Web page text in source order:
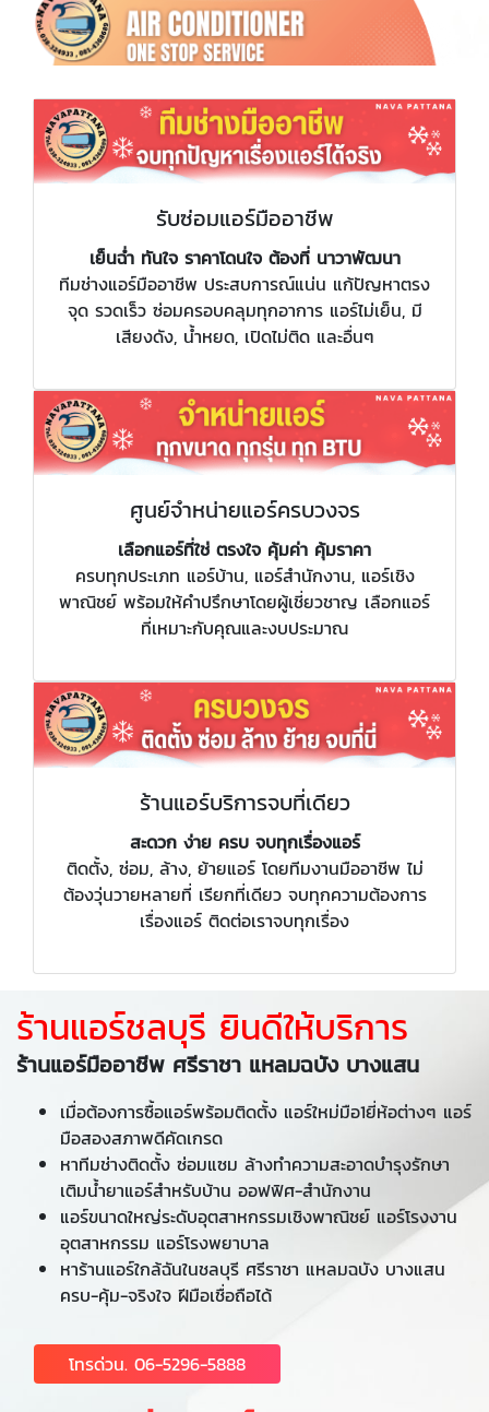
รับซ่อมแอร์มืออาชีพ
เย็นฉ่ำ ทันใจ ราคาโดนใจ ต้องที่ นาวาพัฒนา
ทีมช่างแอร์มืออาชีพ ประสบการณ์แน่น แก้ปัญหาตรง
จุด รวดเร็ว ซ่อมครอบคลุมทุกอาการ แอร์ไม่เย็น, มี
เสียงดัง, น้ำหยด, เปิดไม่ติด และอื่นๆ
ศูนย์จำหน่ายแอร์ครบวงจร
เลือกแอร์ที่ใช่ ตรงใจ คุ้มค่า คุ้มราคา
ครบทุกประเภท แอร์บ้าน, แอร์สำนักงาน, แอร์เชิง
พาณิชย์ พร้อมให้คำปรึกษาโดยผู้เชี่ยวชาญ เลือกแอร์
ที่เหมาะกับคุณและงบประมาณ
ร้านแอร์บริการจบที่เดียว
สะดวก ง่าย ครบ จบทุกเรื่องแอร์
ติดตั้ง, ซ่อม, ล้าง, ย้ายแอร์ โดยทีมงานมืออาชีพ ไม่
ต้องวุ่นวายหลายที่ เรียกที่เดียว จบทุกความต้องการ
เรื่องแอร์ ติดต่อเราจบทุกเรื่อง
ร้านแอร์ชลบุรี ยินดีให้บริการ
ร้านแอร์มืออาชีพ ศรีราชา แหลมฉบัง บางแสน
เมื่อต้องการซื้อแอร์พร้อมติดตั้ง แอร์ใหม่มือ1ยี่ห้อต่างๆ แอร์
มือสองสภาพดีคัดเกรด
หาทีมช่างติดตั้ง ซ่อมแซม ล้างทำความสะอาดบำรุงรักษา
เติมน้ำยาแอร์สำหรับบ้าน ออฟฟิศ-สำนักงาน
แอร์ขนาดใหญ่ระดับอุตสาหกรรมเชิงพาณิชย์ แอร์โรงงาน
อุตสาหกรรม แอร์โรงพยาบาล
หาร้านแอร์ใกล้ฉันในชลบุรี ศรีราชา แหลมฉบัง บางแสน
ครบ-คุ้ม-จริงใจ ฝีมือเชื่อถือได้
โทรด่วน. 06-5296-5888